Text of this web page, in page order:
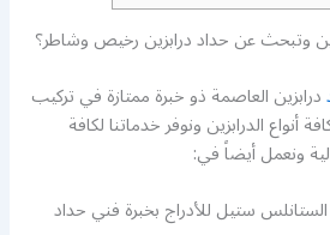
وتبحث عن حداد درابزين رخيص وشاطر؟
درابزين العاصمة ذو خبرة ممتازة في تركيب
أنواع الدرابزين ونوفر خدماتنا لكافة
ونعمل أيضاً في:
ستيل للأدراج بخبرة فني حداد